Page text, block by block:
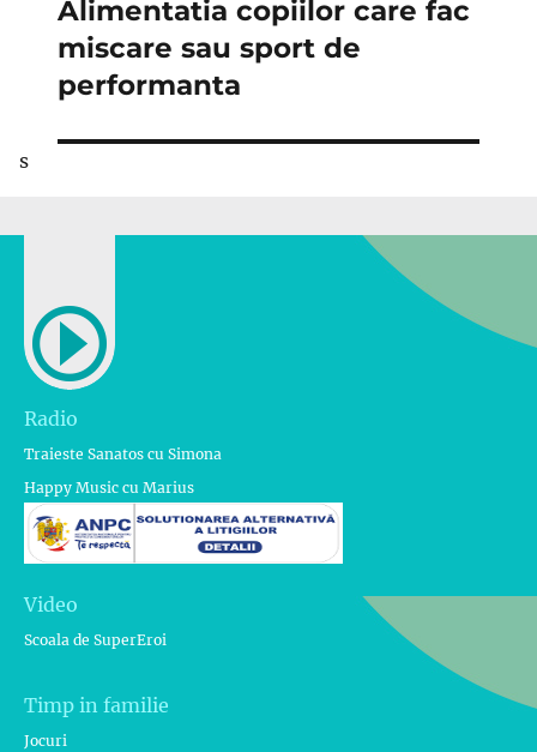
Articolul
următor:
Alimentatia copiilor care fac
miscare sau sport de
performanta
s
Radio
Traieste Sanatos cu Simona
Happy Music cu Marius
Video
Scoala de SuperEroi
Timp in familie
Jocuri